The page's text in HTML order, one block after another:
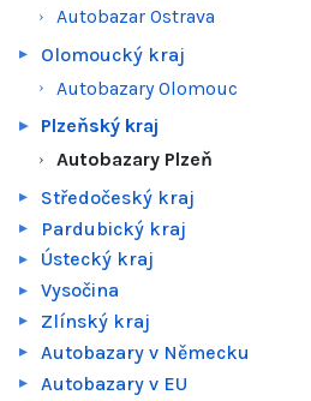
Autobazar Ostrava
Olomoucký kraj
Autobazary Olomouc
Plzeňský kraj
Autobazary Plzeň
Středočeský kraj
Pardubický kraj
Ústecký kraj
Vysočina
Zlínský kraj
Autobazary v Německu
Autobazary v EU